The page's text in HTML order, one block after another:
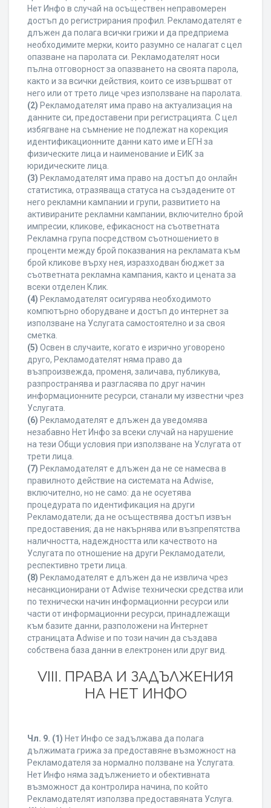
Нет Инфо в случай на осъществен неправомерен
достъп до регистрирания профил. Рекламодателят е
длъжен да полага всички грижи и да предприема
необходимите мерки, които разумно се налагат с цел
опазване на паролата си. Рекламодателят носи
пълна отговорност за опазването на своята парола,
както и за всички действия, които се извършват от
него или от трето лице чрез използване на паролата.
(2) Рекламодателят има право на актуализация на
данните си, предоставени при регистрацията. С цел
избягване на съмнение не подлежат на корекция
идентификационните данни като име и ЕГН за
физическите лица и наименование и ЕИК за
юридическите лица.
(3) Рекламодателят има право на достъп до онлайн
статистика, отразяваща статуса на създадените от
него рекламни кампании и групи, развитието на
активираните рекламни кампании, включително брой
импресии, кликове, ефикасност на съответната
Рекламна група посредством съотношението в
проценти между брой показвания на рекламата към
брой кликове върху нея, изразходван бюджет за
съответната рекламна кампания, както и цената за
всеки отделен Клик.
(4) Рекламодателят осигурява необходимото
компютърно оборудване и достъп до интернет за
използване на Услугата самостоятелно и за своя
сметка.
(5) Освен в случаите, когато е изрично уговорено
друго, Рекламодателят няма право да
възпроизвежда, променя, заличава, публикува,
разпространява и разгласява по друг начин
информационните ресурси, станали му известни чрез
Услугата.
(6) Рекламодателят е длъжен да уведомява
незабавно Нет Инфо за всеки случай на нарушение
на тези Общи условия при използване на Услугата от
трети лица.
(7) Рекламодателят е длъжен да не се намесва в
правилното действие на системата на Adwise,
включително, но не само: да не осуетява
процедурата по идентификация на други
Рекламодатели; да не осъществява достъп извън
предоставения; да не накърнява или възпрепятства
наличността, надеждността или качеството на
Услугата по отношение на други Рекламодатели,
респективно трети лица.
(8) Рекламодателят е длъжен да не извлича чрез
несанкционирани от Adwise технически средства или
по технически начин информационни ресурси или
части от информационни ресурси, принадлежащи
към базите данни, разположени на Интернет
страницата Adwise и по този начин да създава
собствена база данни в електронен или друг вид.
VIII. ПРАВА И ЗАДЪЛЖЕНИЯ
НА НЕТ ИНФО
Чл. 9. (1) Нет Инфо се задължава да полага
дължимата грижа за предоставяне възможност на
Рекламодателя за нормално ползване на Услугата.
Нет Инфо няма задължението и обективната
възможност да контролира начина, по който
Рекламодателят използва предоставяната Услуга.